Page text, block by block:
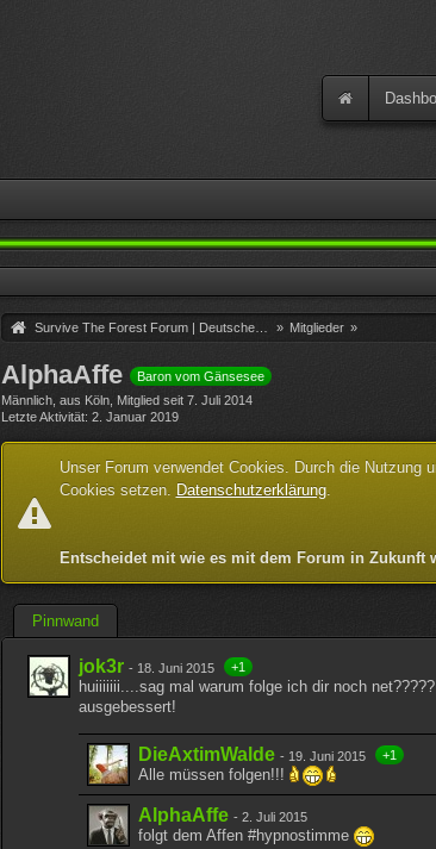
Survive The Forest Forum | Deutsche Community » Mitglieder »
AlphaAffe
Baron vom Gänsesee
Männlich aus Köln
Mitglied seit 7. Juli 2014
Letzte Aktivität 2. Januar 2019
Unser Forum verwendet Cookies. Durch die Nutzung
Cookies setzen. Datenschutzerklärung.
Entscheidet mit wie es mit dem Forum in Zukunft
Pinnwand
jok3r - 18. Juni 2015 +1
huiiiiiii....sag mal warum folge ich dir noch
ausgebessert!
DieAxtimWalde - 19. Juni 2015 +1
Alle müssen folgen!!!
AlphaAffe - 2. Juli 2015
folgt dem Affen #hypnostimme